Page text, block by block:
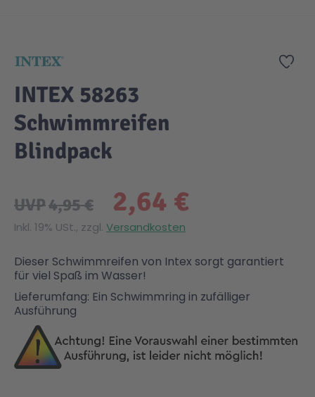
Liebesromane
Sachbücher / Wissen
Zeit & Reise
Puppen & Puppenzubehör
Puzzle & Legespiele
Holzspielwaren
Elektronische Spielwaren
Kreativ
Malen & Zeichnen
Disney
Friends
Jurassic World™
Harry Potter™
Marvel™ Super Heroes
Fairies
Family Fun
Figures
Fun Stars
Heroes
Knights
Zur
INTEX 58263
Schwimmreifen
Blindpack
2,64 €
UVP4,95 €
Inkl. 19% USt., zzgl. Versandkosten
Dieser Schwimmreifen von Intex sorgt garantiert
für viel Spaß im Wasser!
Lieferumfang: Ein Schwimmring in zufälliger
Ausführung